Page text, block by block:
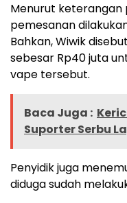
Menurut keterangan
pemesanan
Bahkan, Wiwik
sebesar Rp40 juta
vape tersebut.
Baca Juga :
Suporter Serbu
Penyidik juga
diduga sudah